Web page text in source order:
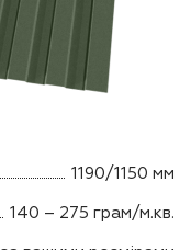
1190/1150 мм
140 – 275 грам/м.кв.